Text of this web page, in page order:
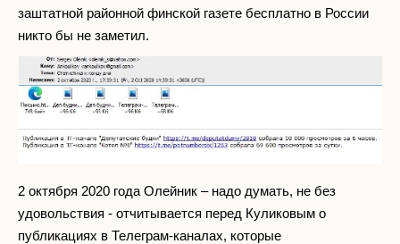
заштатной районной финской газете бесплатно в России
никто бы не заметил.
2 октября 2020 года Олейник – надо думать, не без
удовольствия - отчитывается перед Куликовым о
публикациях в Телеграм-каналах, которые